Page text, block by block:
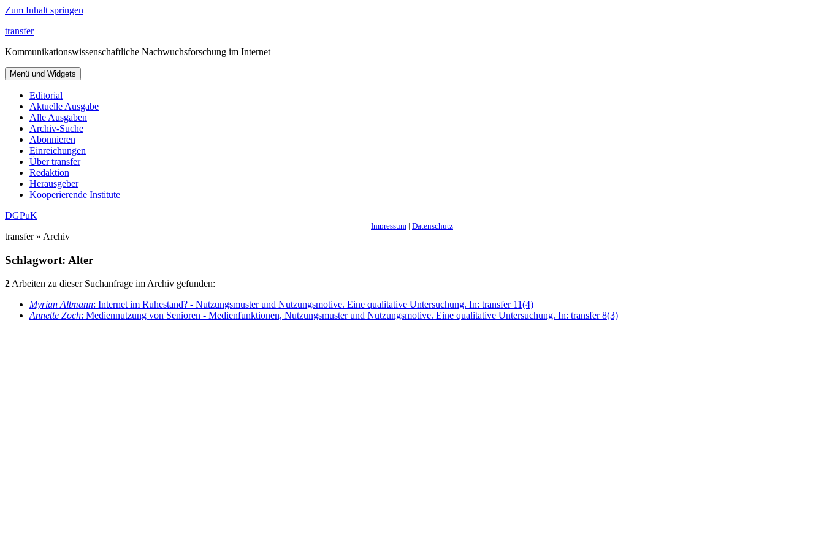
Zum Inhalt springen
transfer
Kommunikationswissenschaftliche Nachwuchsforschung im Internet
Menü und Widgets
Editorial
Aktuelle Ausgabe
Alle Ausgaben
Archiv-Suche
Abonnieren
Einreichungen
Über transfer
Redaktion
Herausgeber
Kooperierende Institute
DGPuK
Impressum | Datenschutz
transfer » Archiv
Schlagwort: Alter
2Arbeiten zu dieser Suchanfrage im Archiv gefunden:
Myrian Altmann: Internet im Ruhestand? - Nutzungsmuster und Nutzungsmotive. Eine qualitative Untersuchung. In: transfer 11(4)
Annette Zoch: Mediennutzung von Senioren - Medienfunktionen, Nutzungsmuster und Nutzungsmotive. Eine qualitative Untersuchung. In: transfer 8(3)